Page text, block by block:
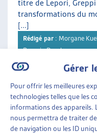
Gérer
Pour offrir les meilleures
technologies telles que les
informations des appareils.
nous permettra de traiter
de navigation ou les ID
titre de Lepori,
transformations du
[...]
Rédigé par : Morgane
Romain Descloux
Téléchargement :
DOSSIER DU MOIS•